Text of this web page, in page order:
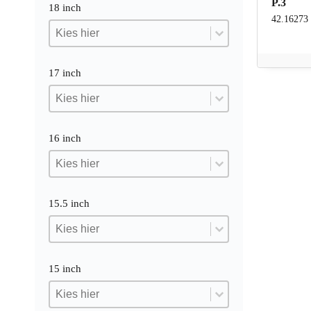
18 inch
18 inch
18 inch
18 inch
17 inch
17 inch
17 inch
17 inch
16 inch
16 inch
16 inch
16 inch
15.5 inch
15.5 inch
15.5 inch
15.5 inch
15 inch
15 inch
15 inch
15 inch
42.16273